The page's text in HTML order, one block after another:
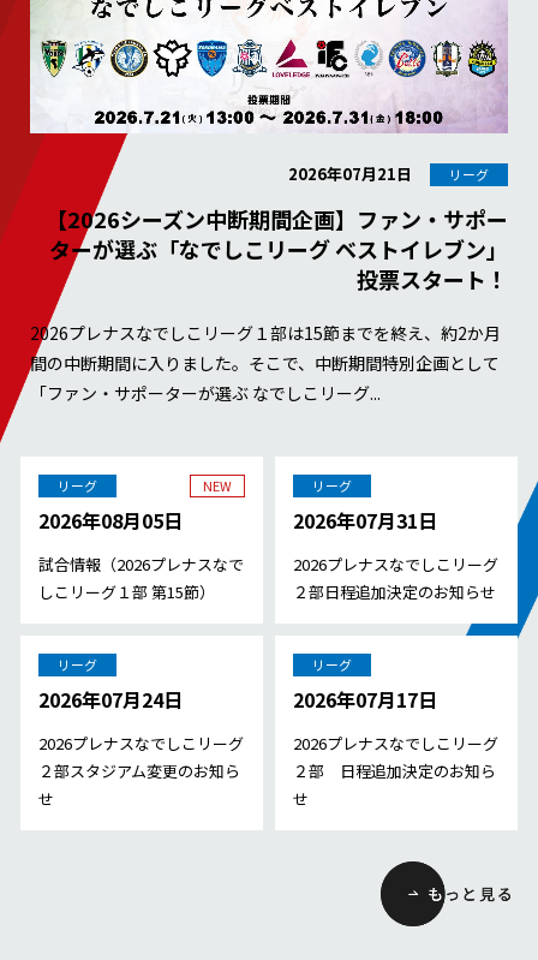
2026年07月21日 リーグ
【2026シーズン中断期間企画】ファン・サポー
ターが選ぶ「なでしこリーグ ベストイレブン」
投票スタート！
2026プレナスなでしこリーグ１部は15節までを終え、約2か月
間の中断期間に入りました。そこで、中断期間特別企画として
「ファン・サポーターが選ぶ なでしこリーグ...
2026年08月05日
リーグ NEW
試合情報（2026プレナスなで
しこリーグ１部 第15節）
2026年07月31日
リーグ
2026プレナスなでしこリーグ
２部日程追加決定のお知らせ
2026年07月24日
リーグ
2026プレナスなでしこリーグ
２部スタジアム変更のお知ら
せ
2026年07月17日
リーグ
2026プレナスなでしこリーグ
２部 日程追加決定のお知ら
せ